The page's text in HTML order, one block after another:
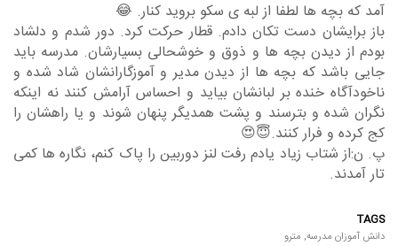
آمد که بچه ها لطفا از لبه ی سکو بروید کنار. 😂
باز برایشان دست تکان دادم. قطار حرکت کرد. دور شدم و دلشاد
بودم از دیدن بچه ها و ذوق و خوشحالی بسیارشان. مدرسه باید
جایی باشد که بچه ها از دیدن مدیر و آموزگارانشان شاد شده و
ناخودآگاه خنده بر لبانشان بیاید و احساس آرامش کنند نه اینکه
نگران شده و بترسند و پشت همدیگر پنهان شوند و یا راهشان را
کج کرده و فرار کنند.😇😍
پ. ن:از شتاب زیاد یادم رفت لنز دوربین را پاک کنم، نگاره ها کمی
تار آمدند.
TAGS
دانش آموزان مدرسه, مترو